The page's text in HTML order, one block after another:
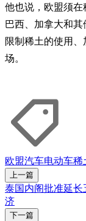
他也说，欧盟须
巴西、加拿大和
限制稀土的使用
场。
欧盟汽车电动车稀
上一篇
泰国内阁批准延
济
下一篇